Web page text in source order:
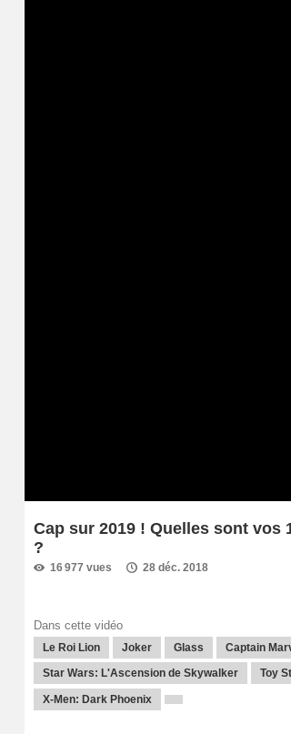
Cap sur 2019 ! Quelles sont
?
16 977 vues 28 déc. 2018
Dans cette vidéo
Le Roi Lion Joker Glass Captain
Star Wars: L'Ascension de Skywalker Toy
X-Men: Dark Phoenix